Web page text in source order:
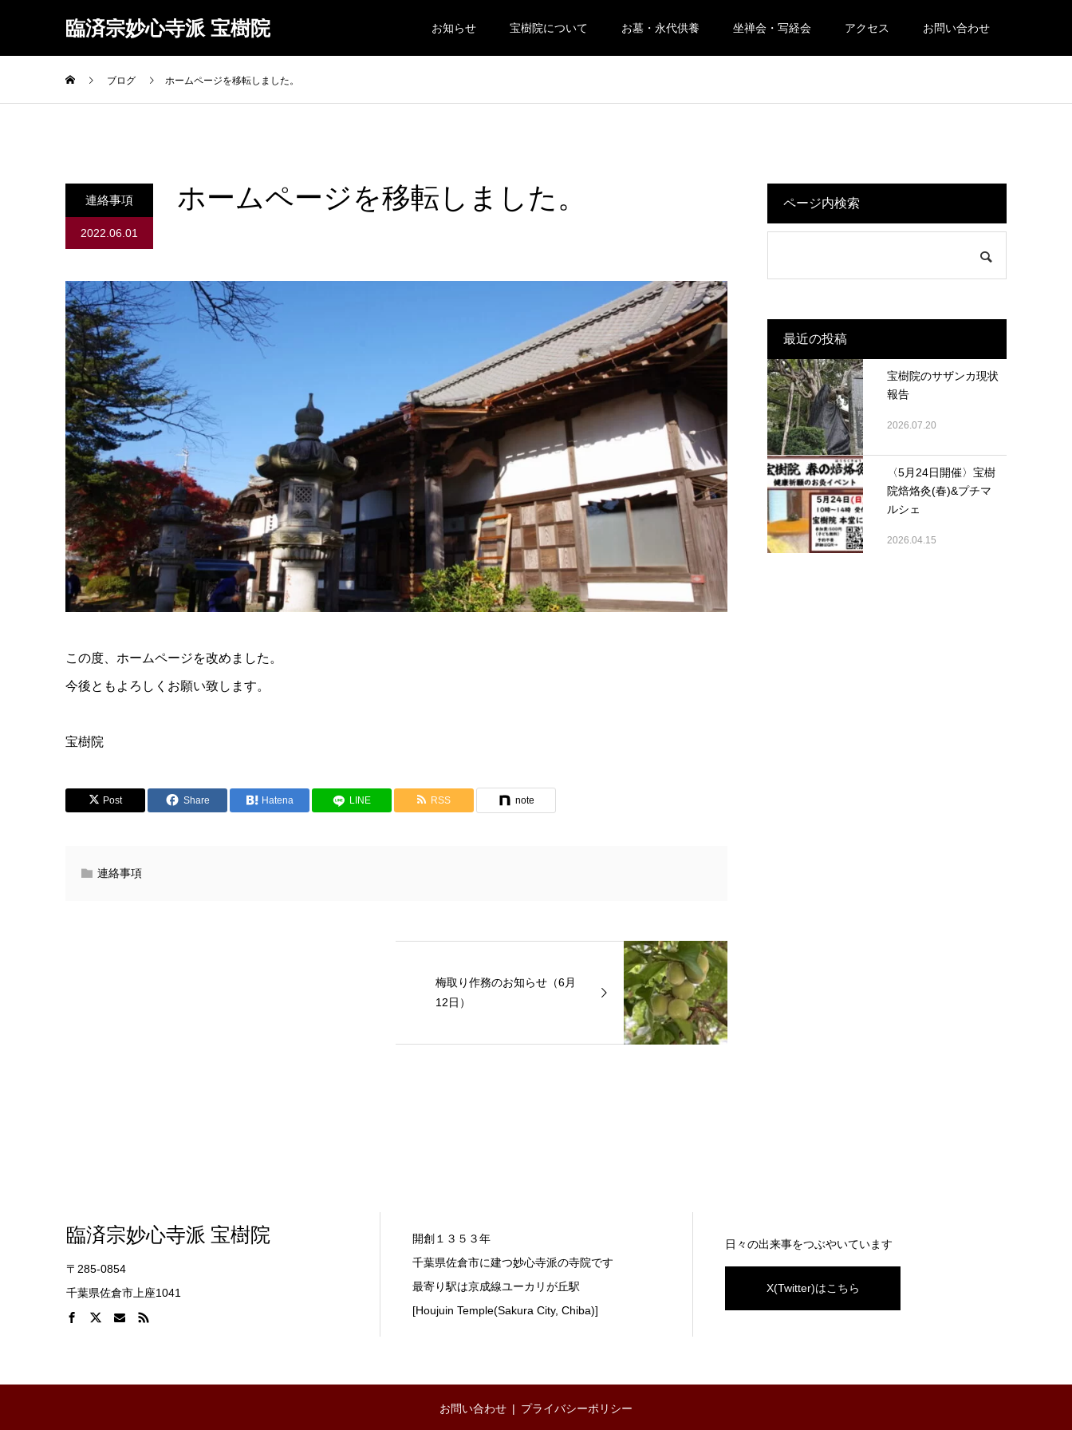
臨済宗妙心寺派 宝樹院 お知らせ 宝樹院について お墓・永代供養 坐禅会・写経会 アクセス お問い合わせ
ブログ ホームページを移転しました。
連絡事項
2022.06.01
ホームページを移転しました。
この度、ホームページを改めました。
今後ともよろしくお願い致します。
宝樹院
Post Share Hatena LINE RSS note
連絡事項
梅取り作務のお知らせ（6月
12日）
ページ内検索
最近の投稿
宝樹院のサザンカ現状
報告
2026.07.20
〈5月24日開催〉宝樹
院焙烙灸(春)&プチマ
ルシェ
2026.04.15
臨済宗妙心寺派 宝樹院
〒285-0854
千葉県佐倉市上座1041
開創１３５３年
千葉県佐倉市に建つ妙心寺派の寺院です
最寄り駅は京成線ユーカリが丘駅
[Houjuin Temple(Sakura City, Chiba)]
日々の出来事をつぶやいています
X(Twitter)はこちら
お問い合わせ プライバシーポリシー